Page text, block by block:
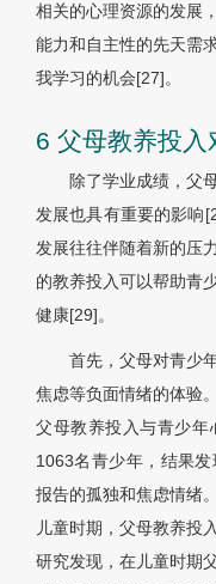
相关的心理资源的发展
能力和自主性的先天需
我学习的机会[27]。
6 父母教养投
除了学业成绩，父
发展也具有重要的影响
发展往往伴随着新的压
的教养投入可以帮助青
健康[29]。
首先，父母对青少
焦虑等负面情绪的体验
父母教养投入与青少年
1063名青少年，结果
报告的孤独和焦虑情绪
儿童时期，父母教养投
研究发现，在儿童时期